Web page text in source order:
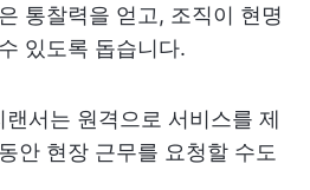
통찰력을 얻고, 조직이 현명
있도록 돕습니다.
서는 원격으로 서비스를 제
안 현장 근무를 요청할 수도